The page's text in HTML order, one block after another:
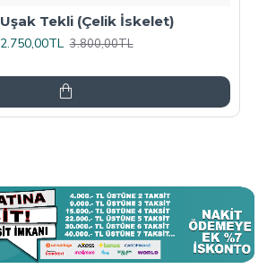
Tv Lcd Standı 5484
3.375,00TL 4.500,00TL